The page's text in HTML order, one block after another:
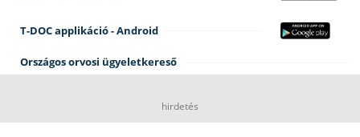
T-DOC applikáció - Android
Országos orvosi ügyeletkereső
hirdetés